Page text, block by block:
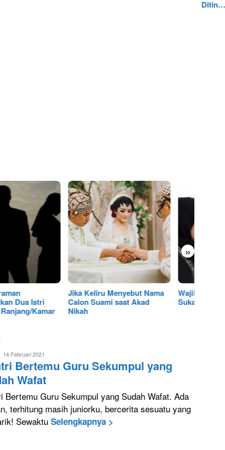
»
Menyebut Nama
Suami saat Akad
Wajibkah Nafaqoh Jika Istri
Suka Melawan Suami?
14 Februari 2021
Bertemu Guru Sekumpul yang
Wafat
Bertemu Guru Sekumpul yang Sudah Wafat. Ada
terhitung masih juniorku, bercerita sesuatu yang
Sewaktu Selengkapnya >